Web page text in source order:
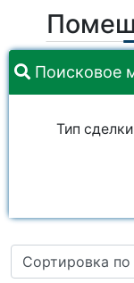
Поисковое
Тип
Площадь
Сортировка